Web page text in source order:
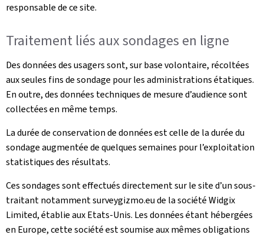
responsable de ce site.
Traitement liés aux sondages en ligne
Des données des usagers sont, sur base volontaire, récoltées
aux seules fins de sondage pour les administrations étatiques.
En outre, des données techniques de mesure d’audience sont
collectées en même temps.
La durée de conservation de données est celle de la durée du
sondage augmentée de quelques semaines pour l’exploitation
statistiques des résultats.
Ces sondages sont effectués directement sur le site d’un sous-
traitant notamment surveygizmo.eu de la société Widgix
Limited, établie aux Etats-Unis. Les données étant hébergées
en Europe, cette société est soumise aux mêmes obligations